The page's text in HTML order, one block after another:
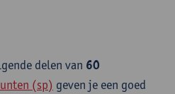
delen van 60
(sp) geven je een goed